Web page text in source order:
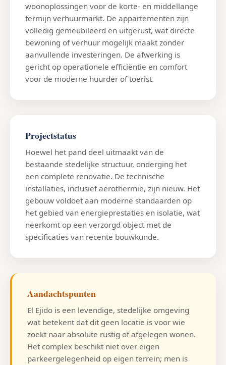
woonoplossingen voor de korte- en middellange
termijn verhuurmarkt. De appartementen zijn
volledig gemeubileerd en uitgerust, wat directe
bewoning of verhuur mogelijk maakt zonder
aanvullende investeringen. De afwerking is
gericht op operationele efficiëntie en comfort
voor de moderne huurder of toerist.
Projectstatus
Hoewel het pand deel uitmaakt van de
bestaande stedelijke structuur, onderging het
een complete renovatie. De technische
installaties, inclusief aerothermie, zijn nieuw. Het
gebouw voldoet aan moderne standaarden op
het gebied van energieprestaties en isolatie, wat
neerkomt op een verzorgd object met de
specificaties van recente bouwkunde.
Aandachtspunten
El Ejido is een levendige, stedelijke omgeving
wat betekent dat dit geen locatie is voor wie
zoekt naar absolute rustig of afgelegen wonen.
Het complex beschikt niet over eigen
parkeergelegenheid op eigen terrein; men is